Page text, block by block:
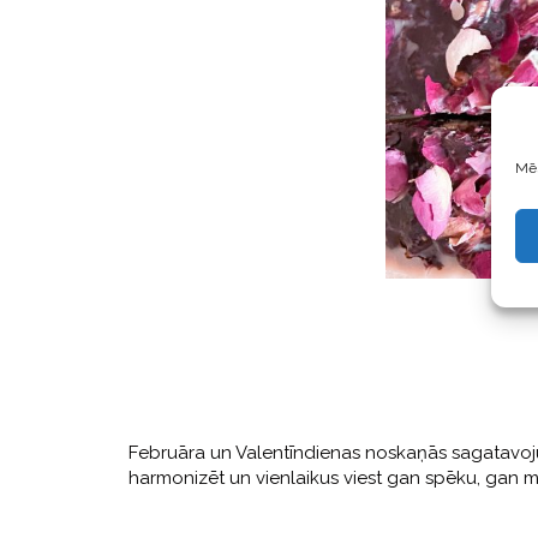
Februāra un Valentīndienas noskaņās
harmonizēt un vienlaikus viest gan spēku, gan